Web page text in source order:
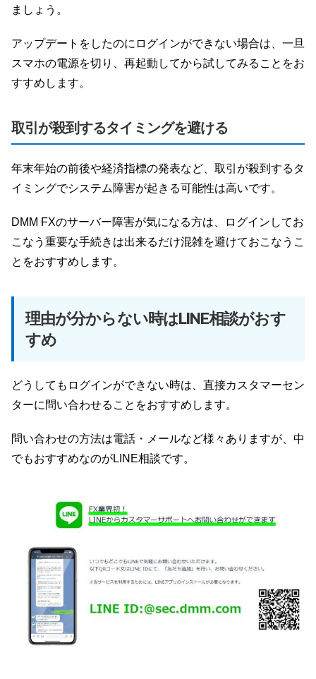
ましょう。
アップデートをしたのにログインができない場合は、一旦
スマホの電源を切り、再起動してから試してみることをお
すすめします。
取引が殺到するタイミングを避ける
年末年始の前後や経済指標の発表など、取引が殺到するタ
イミングでシステム障害が起きる可能性は高いです。
DMM FXのサーバー障害が気になる方は、ログインしてお
こなう重要な手続きは出来るだけ混雑を避けておこなうこ
とをおすすめします。
理由が分からない時はLINE相談がおす
すめ
どうしてもログインができない時は、直接カスタマーセン
ターに問い合わせることをおすすめします。
問い合わせの方法は電話・メールなど様々ありますが、中
でもおすすめなのがLINE相談です。